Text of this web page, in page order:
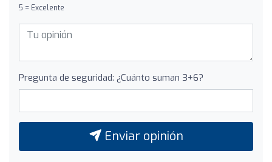
5 = Excelente
Pregunta de seguridad: ¿Cuánto suman 3+6?
Enviar opinión